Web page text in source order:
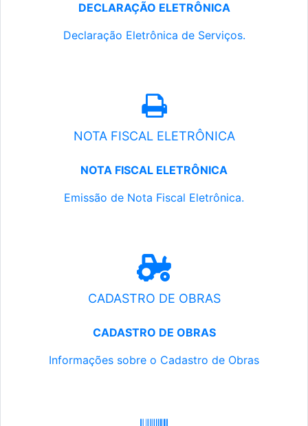
DECLARAÇÃO ELETRÔNICA
Declaração Eletrônica de Serviços.
NOTA FISCAL ELETRÔNICA
NOTA FISCAL ELETRÔNICA
Emissão de Nota Fiscal Eletrônica.
CADASTRO DE OBRAS
CADASTRO DE OBRAS
Informações sobre o Cadastro de Obras